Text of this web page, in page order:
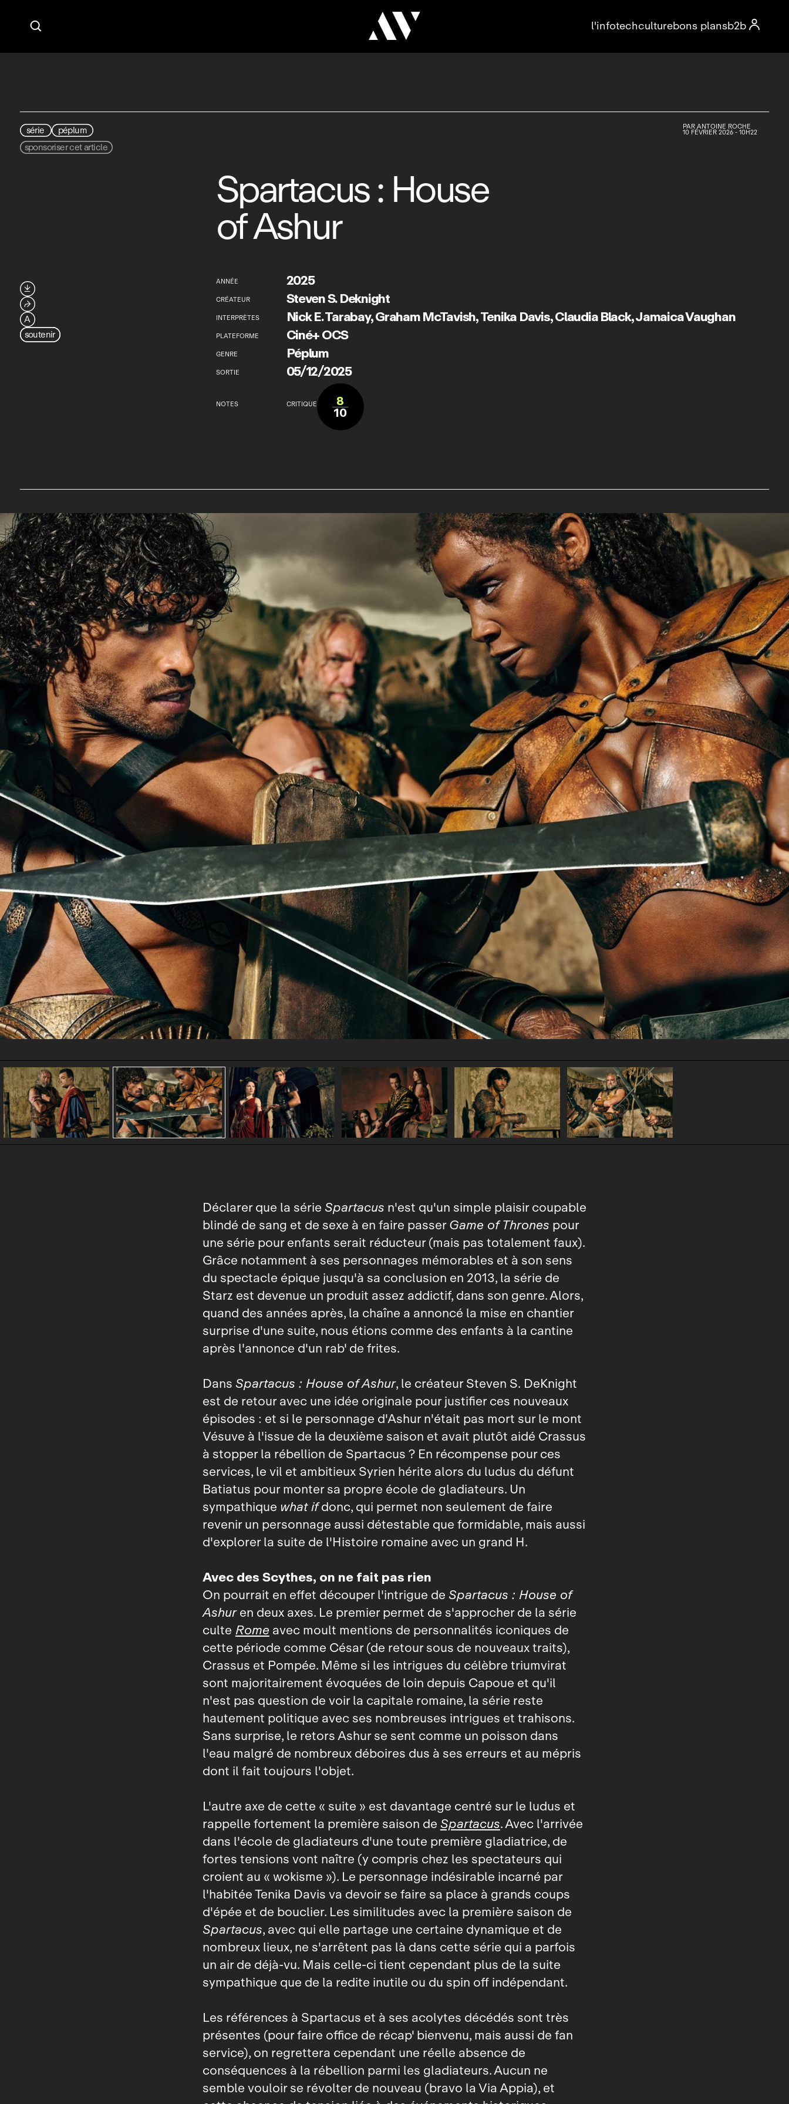

 l'infotechculturebons plansb2b
série
péplum
sponsoriser cet article
PARANTOINE ROCHE
10 FÉVRIER 2026 - 10H22
Spartacus : House
of Ashur
ANNÉE 2025
CRÉATEUR Steven S. Deknight
INTERPRÈTES Nick E. Tarabay,Graham McTavish,Tenika Davis,Claudia Black,Jamaica Vaughan
PLATEFORME Ciné+ OCS
GENRE Péplum
SORTIE 05/12/2025
NOTES CRITIQUE 8
10

⮫
A
soutenir
Déclarer que la série Spartacus n'est qu'un simple plaisir coupable
blindé de sang et de sexe à en faire passerGame of Thrones pour
une série pour enfants serait réducteur (mais pas totalement faux).
Grâce notamment à ses personnages mémorables et à son sens
du spectacle épique jusqu'à sa conclusion en 2013, la série de
Starz est devenue un produit assez addictif, dans son genre. Alors,
quand des années après, la chaîne a annoncé la mise en chantier
surprise d'une suite, nous étions comme des enfants à la cantine
après l'annonce d'un rab' de frites.
Dans Spartacus : House of Ashur, le créateur Steven S. DeKnight
est de retour avec une idée originale pour justifier ces nouveaux
épisodes : et si le personnage d'Ashur n'était pas mort sur le mont
Vésuve à l'issue de la deuxième saison et avait plutôt aidé Crassus
à stopper la rébellion de Spartacus ? En récompense pour ces
services, le vil et ambitieux Syrien hérite alors du ludus du défunt
Batiatus pour monter sa propre école de gladiateurs. Un
sympathique what ifdonc, qui permet non seulement de faire
revenir un personnage aussi détestable que formidable, mais aussi
d'explorer la suite de l'Histoire romaine avec un grand H.
Avec des Scythes, on ne fait pas rien
On pourrait en effet découper l'intrigue de Spartacus : House of
Ashuren deux axes. Le premier permet de s'approcher de la série
culte Rome avec moult mentions de personnalités iconiques de
cette période comme César (de retour sous de nouveaux traits),
Crassus et Pompée. Même si les intrigues du célèbre triumvirat
sont majoritairement évoquées de loin depuis Capoue et qu'il
n'est pas question de voir la capitale romaine, la série reste
hautement politique avec ses nombreuses intrigues et trahisons.
Sans surprise, le retors Ashur se sent comme un poisson dans
l'eau malgré de nombreux déboires dus à ses erreurs et au mépris
dont il fait toujours l'objet.
L'autre axe de cette « suite » est davantage centré sur le ludus et
rappelle fortement la première saison de Spartacus. Avec l'arrivée
dans l'école de gladiateurs d'une toute première gladiatrice, de
fortes tensions vont naître (y compris chez les spectateurs qui
croient au « wokisme »). Le personnage indésirable incarné par
l'habitée Tenika Davis va devoir se faire sa place à grands coups
d'épée et de bouclier. Les similitudes avec la première saison de
Spartacus, avec qui elle partage une certaine dynamique et de
nombreux lieux, ne s'arrêtent pas là dans cette série qui a parfois
un air de déjà‑vu. Mais celle‑ci tient cependant plus de la suite
sympathique que de la redite inutile ou du spin off indépendant.
Les références à Spartacus et à ses acolytes décédés sont très
présentes (pour faire office de récap' bienvenu, mais aussi de fan
service), on regrettera cependant une réelle absence de
conséquences à la rébellion parmi les gladiateurs. Aucun ne
semble vouloir se révolter de nouveau (bravo la Via Appia), et